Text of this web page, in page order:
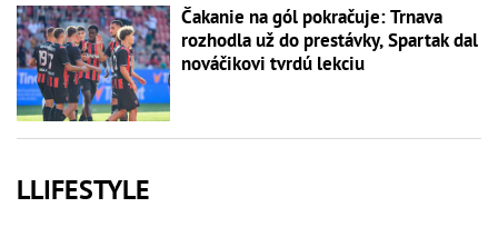
Čakanie na gól pokračuje: Trnava
rozhodla už do prestávky, Spartak dal
nováčikovi tvrdú lekciu
LLIFESTYLE